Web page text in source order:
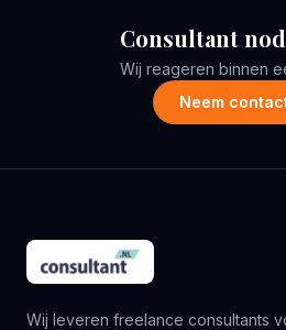
Consultant
Wij reageren binnen
Neem
Wij leveren freelance consultants